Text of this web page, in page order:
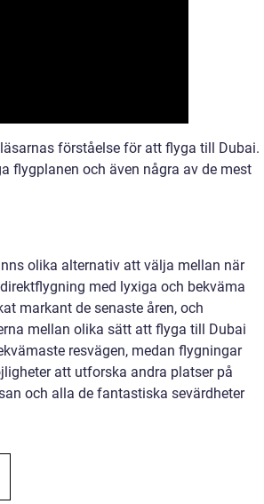
förståelse för att flyga till Dubai.
flygplanen och även några av de mest
olika alternativ att välja mellan när
med lyxiga och bekväma
markant de senaste åren, och
mellan olika sätt att flyga till Dubai
resvägen, medan flygningar
att utforska andra platser på
och alla de fantastiska sevärdheter